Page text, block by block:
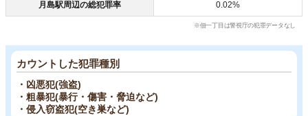
月島駅周辺の総犯罪率 0.02%
※佃一丁目は警視庁の犯罪データなし
カウントした犯罪種別
・凶悪犯(強盗)
・粗暴犯(暴行・傷害・脅迫など)
・侵入窃盗犯(空き巣など)